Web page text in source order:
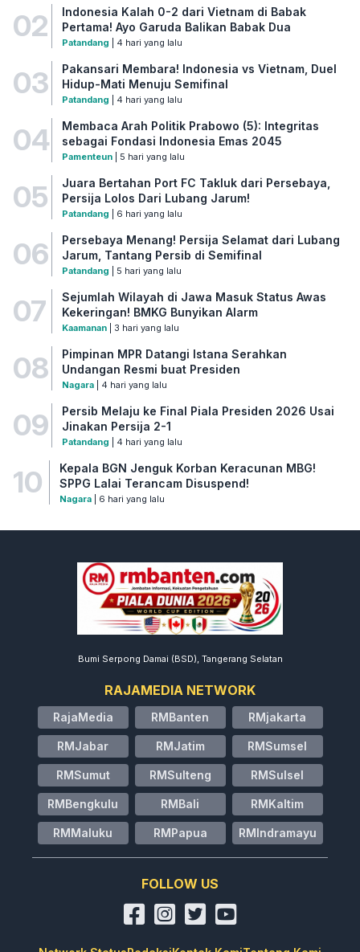
02
Indonesia Kalah 0-2 dari Vietnam di Babak
Pertama! Ayo Garuda Balikan Babak Dua
Patandang | 4 hari yang lalu
03
Pakansari Membara! Indonesia vs Vietnam, Duel
Hidup-Mati Menuju Semifinal
Patandang | 4 hari yang lalu
04
Membaca Arah Politik Prabowo (5): Integritas
sebagai Fondasi Indonesia Emas 2045
Pamenteun| 5 hari yang lalu
05
Juara Bertahan Port FC Takluk dari Persebaya,
Persija Lolos Dari Lubang Jarum!
Patandang | 6 hari yang lalu
06
Persebaya Menang! Persija Selamat dari Lubang
Jarum, Tantang Persib di Semifinal
Patandang | 5 hari yang lalu
07
Sejumlah Wilayah di Jawa Masuk Status Awas
Kekeringan! BMKG Bunyikan Alarm
Kaamanan| 3 hari yang lalu
08
Pimpinan MPR Datangi Istana Serahkan
Undangan Resmi buat Presiden
Nagara| 4 hari yang lalu
09
Persib Melaju ke Final Piala Presiden 2026 Usai
Jinakan Persija 2-1
Patandang | 4 hari yang lalu
10
Kepala BGN Jenguk Korban Keracunan MBG!
SPPG Lalai Terancam Disuspend!
Nagara| 6 hari yang lalu
Bumi Serpong Damai (BSD), Tangerang Selatan
RAJAMEDIA NETWORK
RajaMedia RMBanten RMjakarta
RMJabar RMJatim RMSumsel
RMSumut RMSulteng RMSulsel
RMBengkulu RMBali RMKaltim
RMMaluku RMPapua RMIndramayu
FOLLOW US